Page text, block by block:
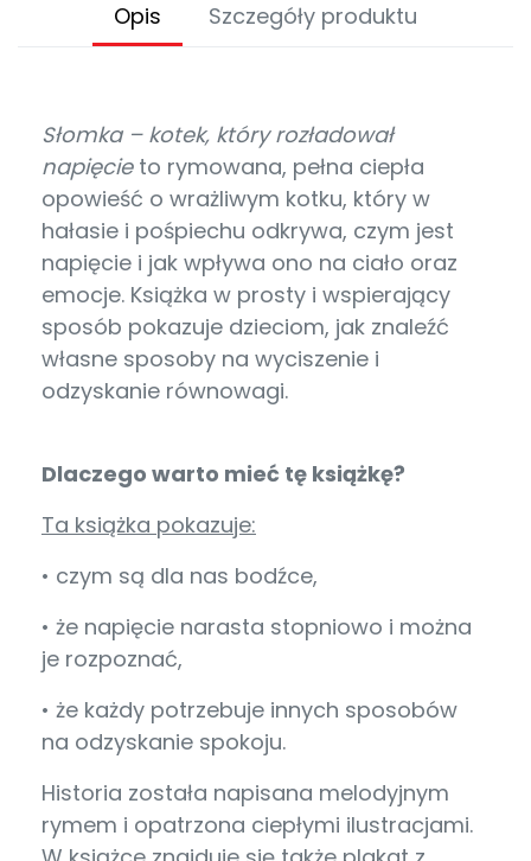
Opis Szczegóły produktu
Słomka – kotek, który rozładował
napięcieto rymowana, pełna ciepła
opowieść o wrażliwym kotku, który w
hałasie i pośpiechu odkrywa, czym jest
napięcie i jak wpływa ono na ciało oraz
emocje. Książka w prosty i wspierający
sposób pokazuje dzieciom, jak znaleźć
własne sposoby na wyciszenie i
odzyskanie równowagi.
Dlaczego warto mieć tę książkę?
Ta książka pokazuje:
• czym są dla nas bodźce,
• że napięcie narasta stopniowo i można
je rozpoznać,
• że każdy potrzebuje innych sposobów
na odzyskanie spokoju.
Historia została napisana melodyjnym
rymem i opatrzona ciepłymi ilustracjami.